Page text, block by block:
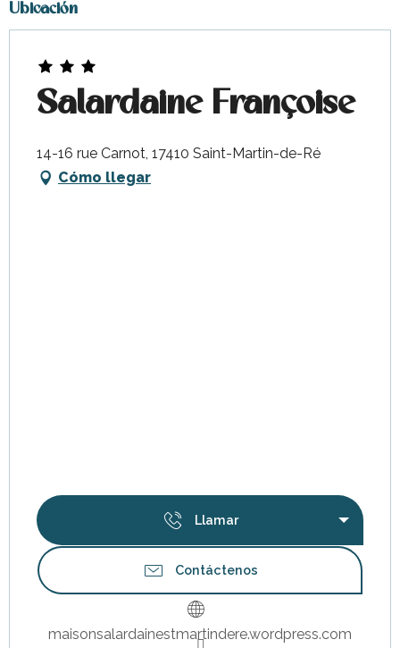
Ubicación
Salardaine Françoise
14-16 rue Carnot, 17410 Saint-Martin-de-Ré
Cómo llegar
Llamar
Contáctenos
maisonsalardainestmartindere.wordpress.com